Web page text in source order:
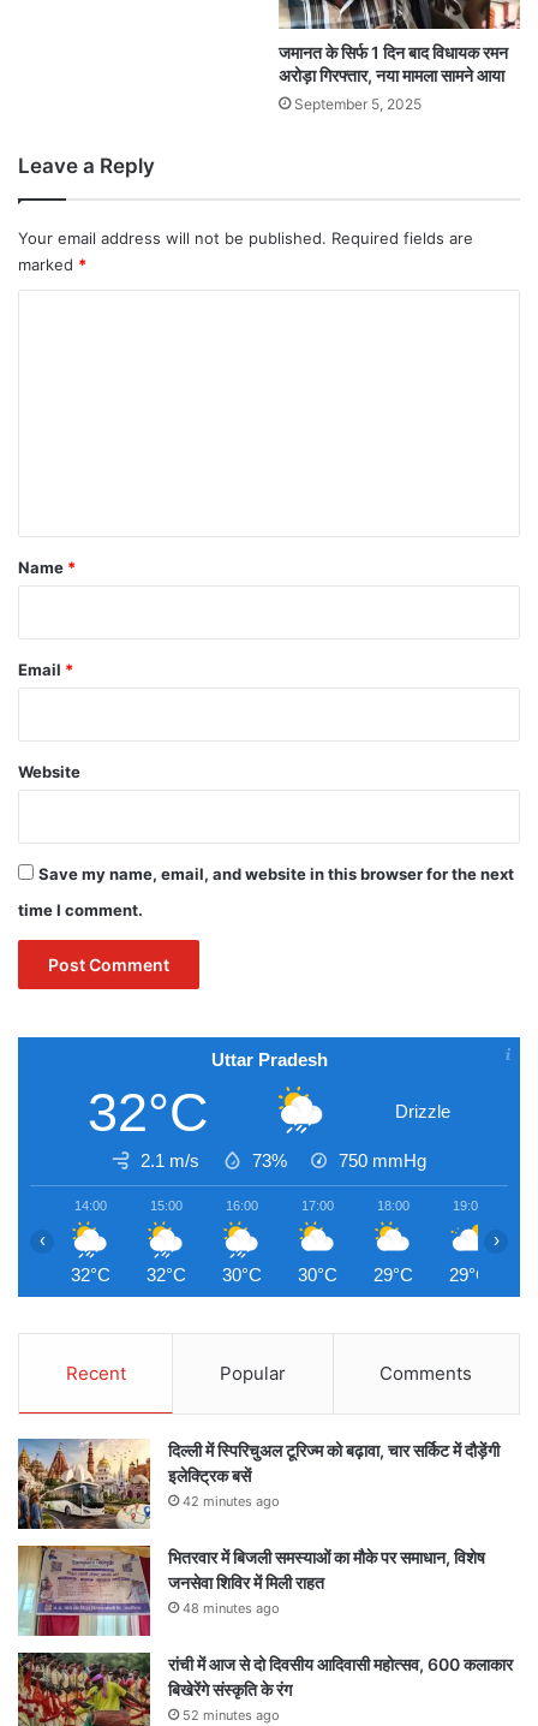
जमानत के सिर्फ 1 दिन बाद विधायक रमन
अरोड़ा गिरफ्तार, नया मामला सामने आया
September 5, 2025
Leave a Reply
Your email address will not be published. Required fields are
marked *
*
Name *
Email *
Website
Save my name, email, and website in this browser for the next
time I comment.
Uttar Pradesh
32°C Drizzle
2.1 m/s 73% 750 mmHg
14:00
32°C
15:00
32°C
16:00
30°C
17:00
30°C
18:00
29°C
19:00
29°C
‹ ›
Recent Popular Comments
दिल्ली में स्पिरिचुअल टूरिज्म को बढ़ावा, चार सर्किट में दौड़ेंगी
इलेक्ट्रिक बसें
42 minutes ago
भितरवार में बिजली समस्याओं का मौके पर समाधान, विशेष
जनसेवा शिविर में मिली राहत
48 minutes ago
रांची में आज से दो दिवसीय आदिवासी महोत्सव, 600 कलाकार
बिखेरेंगे संस्कृति के रंग
52 minutes ago